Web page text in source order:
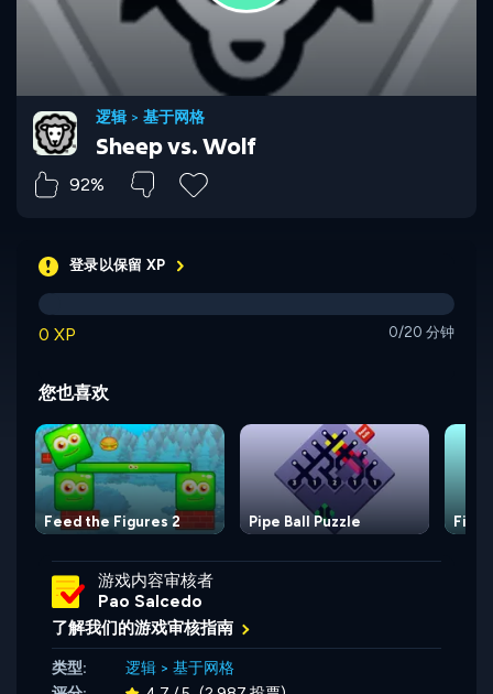
逻辑 > 基于网格
Sheep vs. Wolf
92%
登录以保留 XP
0 XP 0/20 分钟
您也喜欢
Feed the Figures 2 Pipe Ball Puzzle Fit
游戏内容审核者
Pao Salcedo
了解我们的游戏审核指南
类型: 逻辑 > 基于网格